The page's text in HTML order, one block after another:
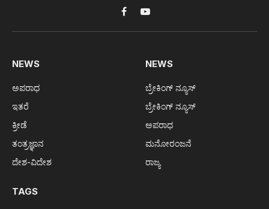
FacebookYouTube
NEWS
ಅಪರಾಧ
ಇತರೆ
ಕ್ರೀಡೆ
ತಂತ್ರಜ್ಞಾನ
ದೇಶ-ವಿದೇಶ
NEWS
ಬ್ರೇಕಿಂಗ್ ನ್ಯೂಸ್
ಬ್ರೇಕಿಂಗ್ ನ್ಯೂಸ್
ಅಪರಾಧ
ಮನೋರಂಜನೆ
ರಾಜ್ಯ
TAGS